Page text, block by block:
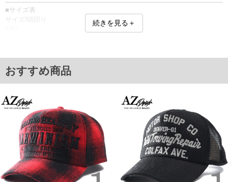
■サイズ表
サイズ/頭回り
下着(肌着)やワイシャツは商品の性質上、返品交換不可とさせて頂いております。予め
ご了承くださいませ。
裾上げ料金は500円+税となります。
備考欄に股下●cmとご記入下さい。（裾上げ無料対象商品は1本につき税込6,000円以
上の品が対象。1本5,999円以下の商品は有料（500円+税）となります。）
出荷まで約1週間～20日間程お時間を頂く場合がございます。
尚、裾上げした商品は返品・交換不可となりますので、予めご了承下さい。
一部、お直しに対応出来ない商品がございます。(例：裾にファスナーや調節ひもが付
いている、極端なデザインが施されている等)
※商品によって若干のサイズの誤差がございます。また、お客様がご使用の環境（コ
ンピュータ画面）によって、商品の色味が若干異なる場合がございます。予めご了承
ください。
続きを見る＋
おすすめ商品